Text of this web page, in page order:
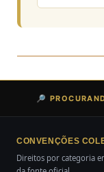
🔎
CONVENÇÕES
Direitos por categoria